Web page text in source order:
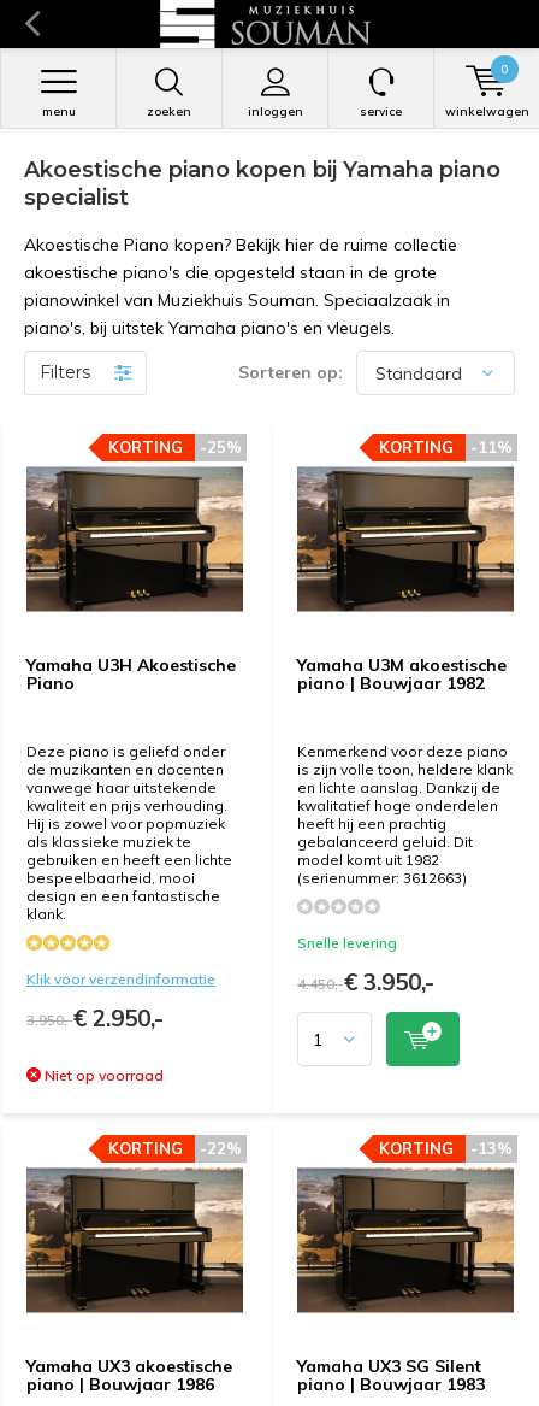
zoeken inloggen
menu service winkelwagen
0
Akoestische piano kopen bij Yamaha piano
specialist
Akoestische Piano kopen? Bekijk hier de ruime collectie
akoestische piano's die opgesteld staan in de grote
pianowinkel van Muziekhuis Souman. Speciaalzaak in
piano's, bij uitstek Yamaha piano's en vleugels.
Filters Sorteren op:
Yamaha U3H Akoestische
Piano
Deze piano is geliefd onder
de muzikanten en docenten
vanwege haar uitstekende
kwaliteit en prijs verhouding.
Hij is zowel voor popmuziek
als klassieke muziek te
gebruiken en heeft een lichte
bespeelbaarheid, mooi
design en een fantastische
klank.
Klik voor verzendinformatie
-25%
KORTING
3.950,-€ 2.950,-
Niet op voorraad
-25%
KORTING
Yamaha U3M akoestische
piano | Bouwjaar 1982
Kenmerkend voor deze piano
is zijn volle toon, heldere klank
en lichte aanslag. Dankzij de
kwalitatief hoge onderdelen
heeft hij een prachtig
gebalanceerd geluid. Dit
model komt uit 1982
(serienummer: 3612663)
Snelle levering
-11%
KORTING
4.450,-€ 3.950,-
-11%
KORTING
Yamaha UX3 akoestische
piano | Bouwjaar 1986
-22%
KORTING -22%
KORTING
Yamaha UX3 SG Silent
piano | Bouwjaar 1983
-13%
KORTING -13%
KORTING